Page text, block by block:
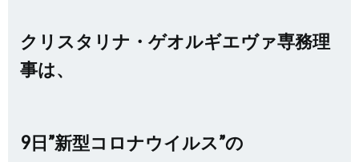
クリスタリナ・ゲオルギエヴァ専務理
事は、
9日”新型コロナウイルス”の